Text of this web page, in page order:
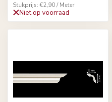
Stukprijs: €2,90 / Meter
Niet op voorraad